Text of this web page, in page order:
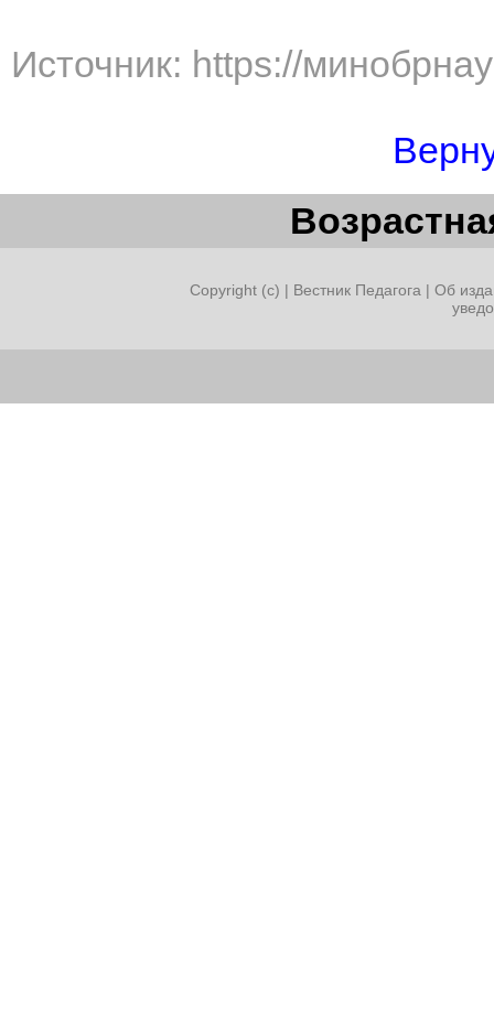
Источник: https://
Copyright (c) | Вестник Педагога | Об